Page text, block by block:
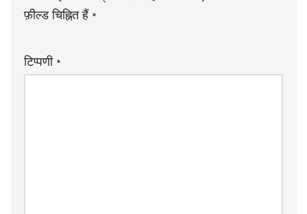
फ़ील्ड चिह्नित हैं *
टिप्पणी*